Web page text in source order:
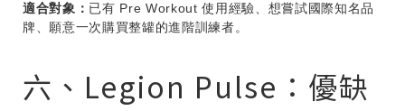
適合對象： 已有 Pre Workout 使用經驗、想嘗試國際知名品
牌、願意一次購買整罐的進階訓練者。
六、Legion Pulse：優缺